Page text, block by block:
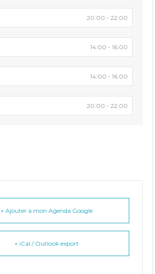
20:00 - 22:00
14:00 - 16:00
14:00 - 16:00
20:00 - 22:00
+ Ajouter à mon Agenda Google
+ iCal / Outlook export